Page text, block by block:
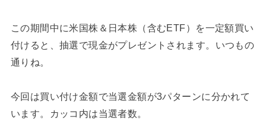
この期間中に米国株＆日本株（含むETF）を一定額買い
付けると、抽選で現金がプレゼントされます。いつもの
通りね。
今回は買い付け金額で当選金額が3パターンに分かれて
います。カッコ内は当選者数。